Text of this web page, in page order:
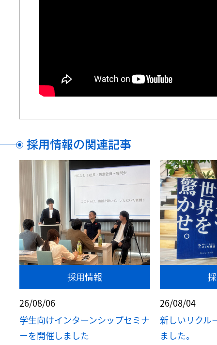
採用情報の関連記事
採用情報
26/08/06
学生向けインターンシップセミナ
ーを開催しました
26/08/04
新しいリクル
ました。